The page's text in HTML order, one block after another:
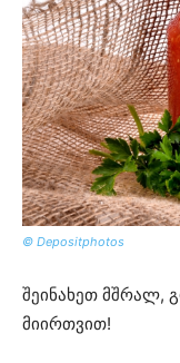
© Depositphotos
შეინახეთ მშრალ,
მიირთვით!